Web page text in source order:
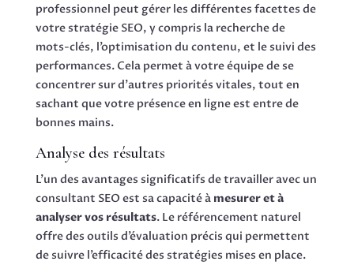
professionnel peut gérer les différentes facettes de
votre stratégie SEO, y compris la recherche de
mots-clés, l’optimisation du contenu, et le suivi des
performances. Cela permet à votre équipe de se
concentrer sur d’autres priorités vitales, tout en
sachant que votre présence en ligne est entre de
bonnes mains.
Analyse des résultats
L’un des avantages significatifs de travailler avec un
consultant SEO est sa capacité à mesurer et à
analyser vos résultats. Le référencement naturel
offre des outils d’évaluation précis qui permettent
de suivre l’efficacité des stratégies mises en place.